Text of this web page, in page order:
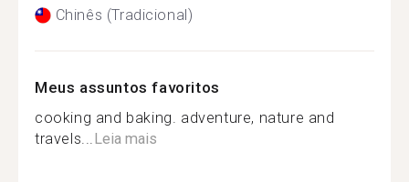
Chinês (Tradicional)
Meus assuntos favoritos
cooking and baking. adventure, nature and
travels...Leia mais